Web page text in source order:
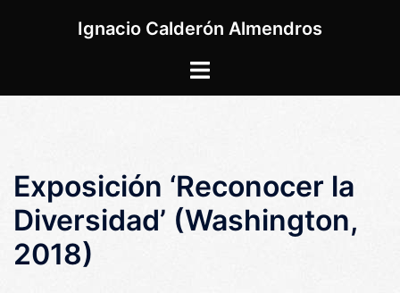
Ignacio Calderón Almendros
Alternar
Exposición ‘Reconocer la
Diversidad’ (Washington,
2018)